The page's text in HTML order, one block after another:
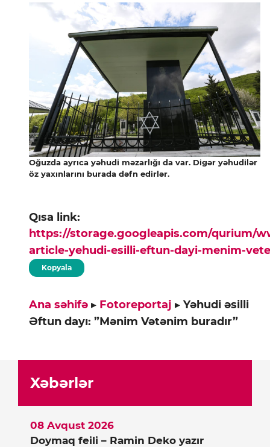
Oğuzda ayrıca yəhudi məzarlığı da var. Digər yəhudilər
öz yaxınlarını burada dəfn edirlər.
Qısa link:
https://storage.googleapis.com/qurium/
article-yehudi-esilli-eftun-dayi-menim-
Kopyala
Ana səhifə ▸ Fotoreportaj ▸ Yəhudi əsilli
Əftun dayı: ”Mənim Vətənim buradır”
Xəbərlər
Doymaq feili – Ramin Deko yazır
08 Avqust 2026